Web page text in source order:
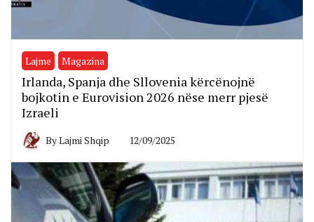
Lajme Magazina
Irlanda, Spanja dhe Sllovenia kërcënojnë
bojkotin e Eurovision 2026 nëse merr pjesë
Izraeli
ByLajmi Shqip 12/09/2025